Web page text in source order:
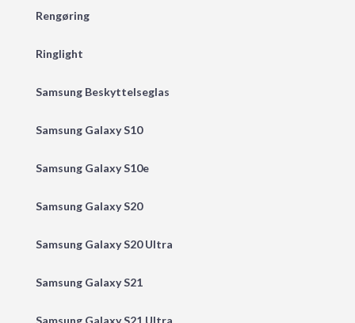
Rengøring
Ringlight
Samsung Beskyttelseglas
Samsung Galaxy S10
Samsung Galaxy S10e
Samsung Galaxy S20
Samsung Galaxy S20 Ultra
Samsung Galaxy S21